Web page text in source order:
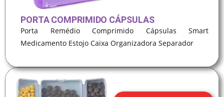
PORTA COMPRIMIDO CÁPSULAS
Porta Remédio Comprimido Cápsulas Smart
Medicamento Estojo Caixa Organizadora Separador